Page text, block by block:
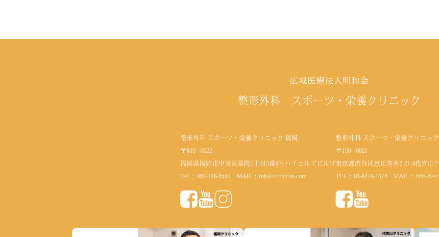
広域医療法人明和会
整形外科 スポーツ・栄養クリニック
整形外科 スポーツ・栄養クリニック 福岡
〒810 - 0022
福岡県福岡市中央区薬院1丁目5番6号ハイヒルズビル1F
Tel ： 092-716-5550MAIL： info@clinicsn.com
整形外科 スポーツ・栄養クリニッ
〒150 - 0021
東京都渋谷区恵比寿西2-21-4代官山
TEL： 03-6416-1674MAIL： info-